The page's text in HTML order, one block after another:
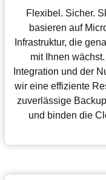
Flexibel. Sicher.
basieren auf
Infrastruktur, die
mit Ihnen
Integration und der
wir eine effiziente
zuverlässige
und binden die